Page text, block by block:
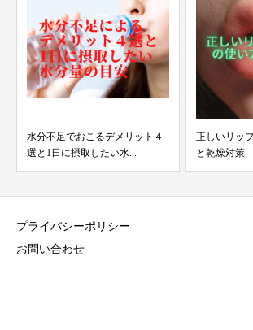
水分不足でおこるデメリット４
選と1日に摂取したい水...
正しいリッ
と乾燥対策
プライバシーポリシー
お問い合わせ